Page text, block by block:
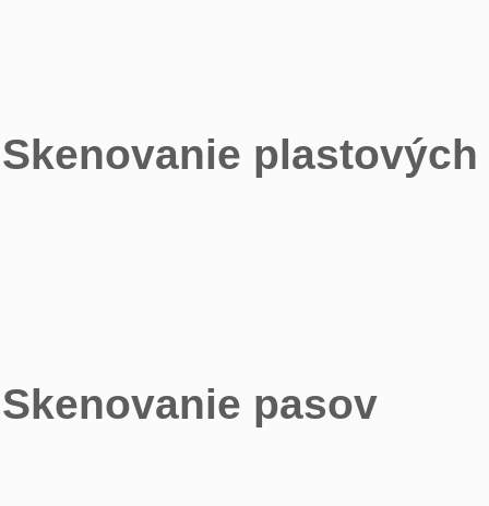
Skenovanie
Skenovanie pasov